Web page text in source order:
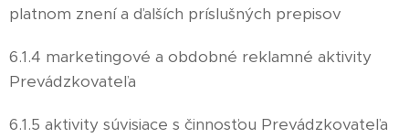
platnom znení a ďalších príslušných prepisov
6.1.4 marketingové a obdobné reklamné aktivity
Prevádzkovateľa
6.1.5 aktivity súvisiace s činnosťou Prevádzkovateľa